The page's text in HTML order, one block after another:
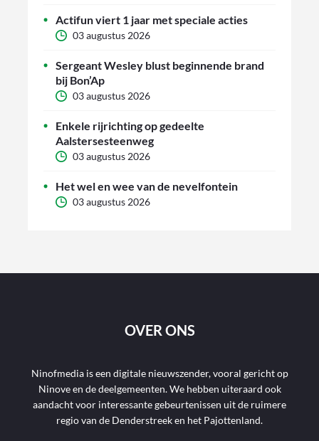
Actifun viert 1 jaar met speciale acties
03 augustus 2026
Sergeant Wesley blust beginnende brand
bij Bon’Ap
03 augustus 2026
Enkele rijrichting op gedeelte
Aalstersesteenweg
03 augustus 2026
Het wel en wee van de nevelfontein
03 augustus 2026
OVER ONS
Ninofmedia is een digitale nieuwszender, vooral gericht op
Ninove en de deelgemeenten. We hebben uiteraard ook
aandacht voor interessante gebeurtenissen uit de ruimere
regio van de Denderstreek en het Pajottenland.